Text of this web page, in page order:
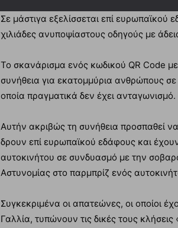
Σε μάστιγα εξελίσσεται επί
χιλιάδες ανυποψίαστους οδηγούς με
Το σκανάρισμα ενός κωδικού QR Code
συνήθεια για εκατομμύρια ανθρώπους
οποία πραγματικά δεν έχει ανταγωνισμό.
Αυτήν ακριβώς τη συνήθεια προσπαθεί
δρουν επί ευρωπαϊκού εδάφους και
αυτοκινήτου σε συνδυασμό με την
Αστυνομίας στο παρμπρίζ ενός
Συγκεκριμένα οι απατεώνες, οι οποίοι
Γαλλία, τυπώνουν τις δικές τους